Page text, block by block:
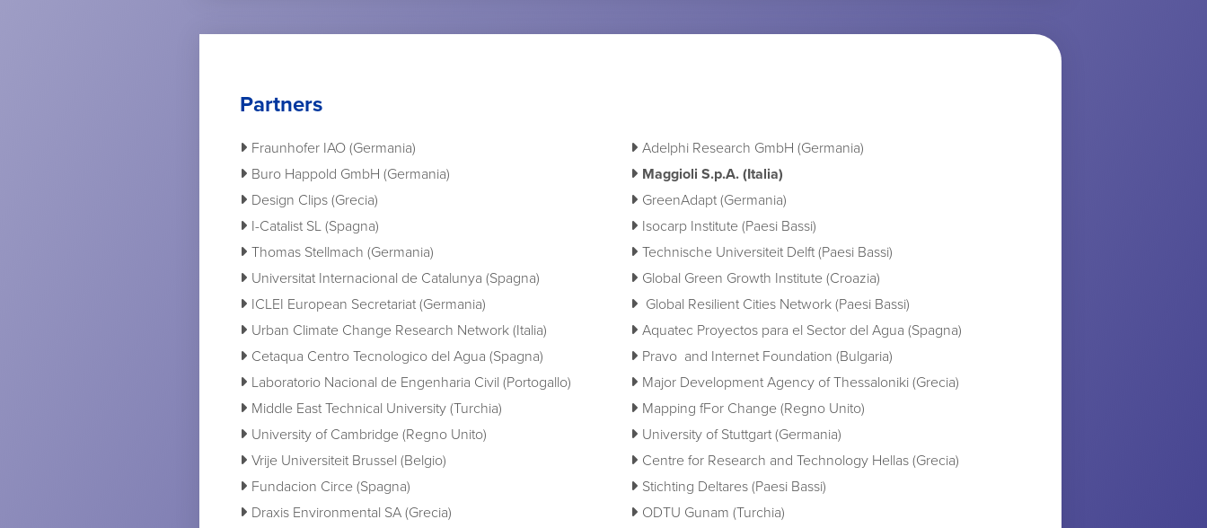
Partners
Fraunhofer IAO (Germania)
Adelphi Research GmbH (Germania)
Buro Happold GmbH (Germania)
Maggioli S.p.A. (Italia)
Design Clips (Grecia)
GreenAdapt (Germania)
I-Catalist SL (Spagna)
Isocarp Institute (Paesi Bassi)
Thomas Stellmach (Germania)
Technische Universiteit Delft (Paesi Bassi)
Universitat Internacional de Catalunya (Spagna)
Global Green Growth Institute (Croazia)
ICLEI European Secretariat (Germania)
Global Resilient Cities Network (Paesi Bassi)
Urban Climate Change Research Network (Italia)
Aquatec Proyectos para el Sector del Agua (Spagna)
Cetaqua Centro Tecnologico del Agua (Spagna)
Pravo and Internet Foundation (Bulgaria)
Laboratorio Nacional de Engenharia Civil (Portogallo)
Major Development Agency of Thessaloniki (Grecia)
Middle East Technical University (Turchia)
Mapping fFor Change (Regno Unito)
University of Cambridge (Regno Unito)
University of Stuttgart (Germania)
Vrije Universiteit Brussel (Belgio)
Centre for Research and Technology Hellas (Grecia)
Fundacion Circe (Spagna)
Stichting Deltares (Paesi Bassi)
Draxis Environmental SA (Grecia)
ODTU Gunam (Turchia)